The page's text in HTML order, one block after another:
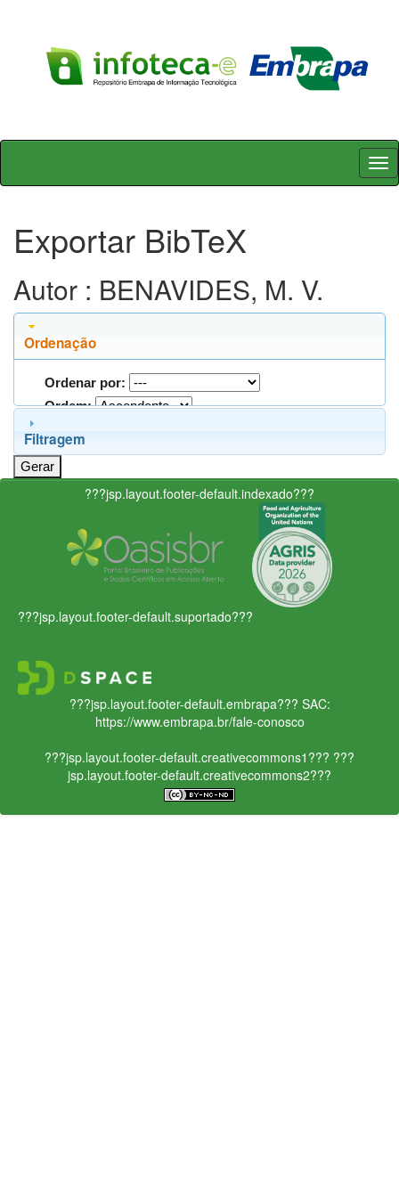
Skip
Exportar BibTeX
Autor : BENAVIDES, M. V.
Ordenação
Ordenar por:
Ordem:
Filtragem
???jsp.layout.footer-default.indexado???
???jsp.layout.footer-default.suportado???
???jsp.layout.footer-default.embrapa??? SAC:
https://www.embrapa.br/fale-conosco
???jsp.layout.footer-default.creativecommons1??? ???
jsp.layout.footer-default.creativecommons2???